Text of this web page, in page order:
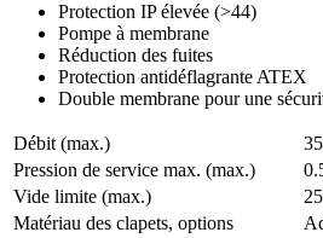
Protection IP élevée (>44)
Pompe à membrane
Réduction des fuites
Protection antidéflagrante ATEX
Double membrane pour une
Débit (max.)
Pression de service max. (max.)
Vide limite (max.)
25
Matériau des clapets, options